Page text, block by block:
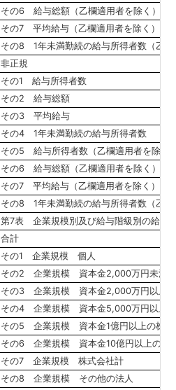
その6 給与総額（乙欄適用者を除く）
その7 平均給与（乙欄適用者を除く）
その8 1年未満勤続の給与所得者数（乙欄
非正規
その1 給与所得者数
その2 給与総額
その3 平均給与
その4 1年未満勤続の給与所得者数
その5 給与所得者数（乙欄適用者を除く
その6 給与総額（乙欄適用者を除く）
その7 平均給与（乙欄適用者を除く）
その8 1年未満勤続の給与所得者数（乙欄
第7表 企業規模別及び給与階級別の給与
合計
その1 企業規模 個人
その2 企業規模 資本金2,000万円未満
その3 企業規模 資本金2,000万円以上
その4 企業規模 資本金5,000万円以上
その5 企業規模 資本金1億円以上の株式
その6 企業規模 資本金10億円以上の株
その7 企業規模 株式会社計
その8 企業規模 その他の法人